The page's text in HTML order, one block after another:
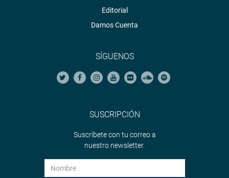
Editorial
Damos Cuenta
SÍGUENOS
SUSCRIPCIÓN
Suscríbete con tu correo a
nuestro newsletter.